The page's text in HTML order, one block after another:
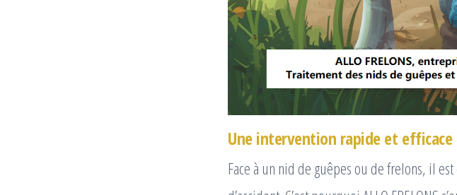
Une intervention rapide et efficace
Face à un nid de guêpes ou de frelons, il